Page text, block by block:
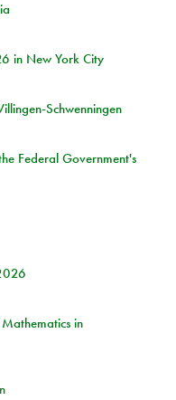
in New York City
Schwenningen
Federal Government's
in